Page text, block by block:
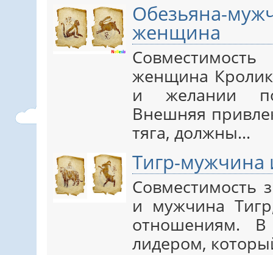
Обезьяна-
женщина
женщина
и желании
Внешняя
тяга, должны…
Тигр-
Совместимость
и мужчина
отношениям.
лидером,